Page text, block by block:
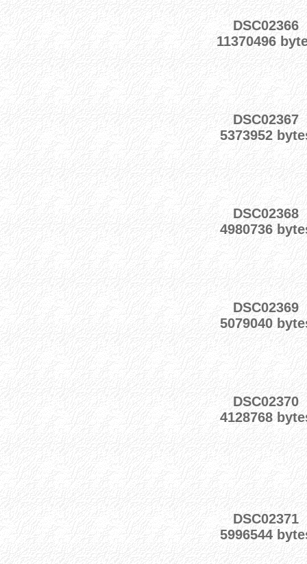
DSC02366
11370496
DSC02367
5373952
DSC02368
4980736
DSC02369
5079040
DSC02370
4128768
DSC02371
5996544